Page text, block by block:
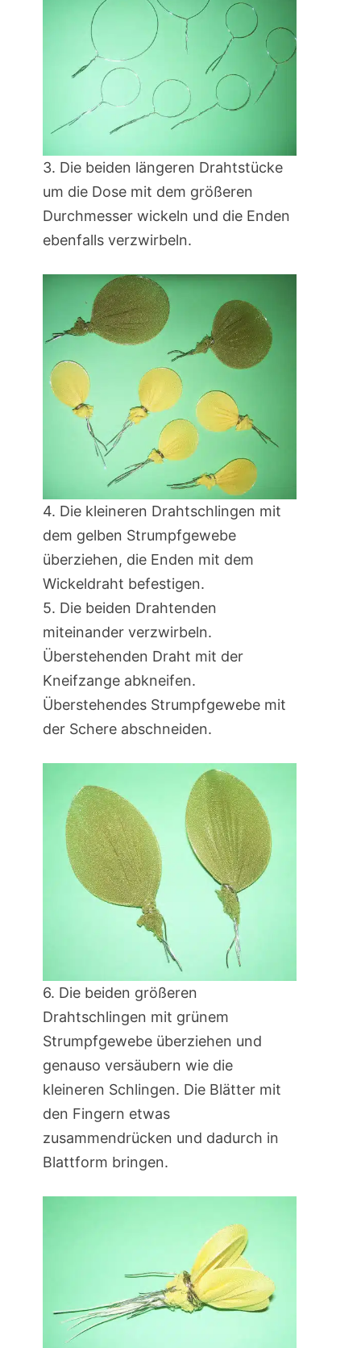
3. Die beiden längeren Drahtstücke
um die Dose mit dem größeren
Durchmesser wickeln und die Enden
ebenfalls verzwirbeln.
4. Die kleineren Drahtschlingen mit
dem gelben Strumpfgewebe
überziehen, die Enden mit dem
Wickeldraht befestigen.
5. Die beiden Drahtenden
miteinander verzwirbeln.
Überstehenden Draht mit der
Kneifzange abkneifen.
Überstehendes Strumpfgewebe mit
der Schere abschneiden.
6. Die beiden größeren
Drahtschlingen mit grünem
Strumpfgewebe überziehen und
genauso versäubern wie die
kleineren Schlingen. Die Blätter mit
den Fingern etwas
zusammendrücken und dadurch in
Blattform bringen.